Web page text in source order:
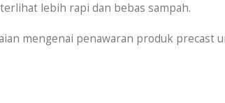
lebih rapi dan bebas sampah.
mengenai penawaran produk precast